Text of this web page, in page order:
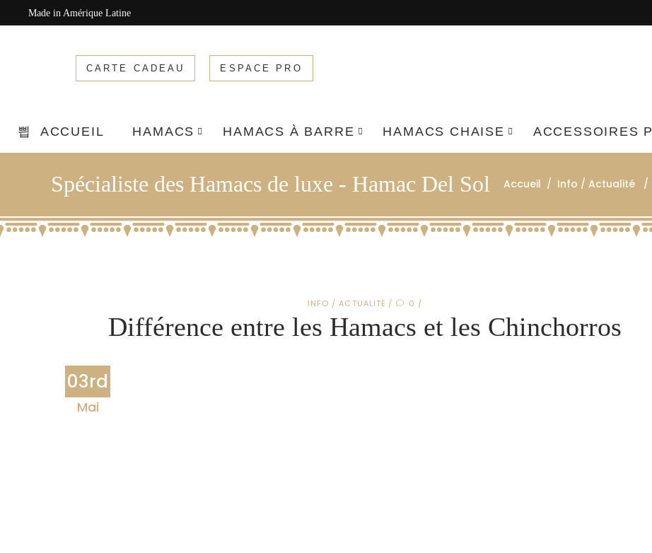
Made in Amérique Latine
CARTE CADEAU ESPACE PRO
ACCUEIL HAMACS HAMACS À BARRE HAMACS CHAISE ACCESSOIRES
Spécialiste des Hamacs de luxe - Hamac Del Sol Accueil / Info / Actualité /
INFO / ACTUALITÉ 0
Différence entre les Hamacs et les Chinchorros
03rd
Mai